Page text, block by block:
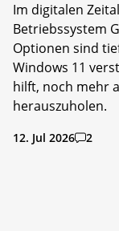
Im digitalen
Betriebssystem
Optionen sind
Windows 11
hilft, noch mehr
herauszuholen.
12. Jul 2026 2